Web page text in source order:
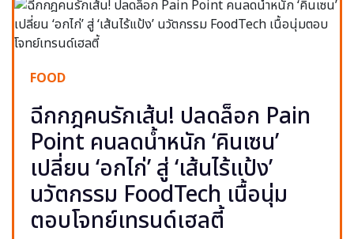
FOOD
ฉีกกฎคนรักเส้น! ปลดล็อก Pain
Point คนลดน้ำหนัก ‘คินเซน’
เปลี่ยน ‘อกไก่’ สู่ ‘เส้นไร้แป้ง’
นวัตกรรม FoodTech เนื้อนุ่ม
ตอบโจทย์เทรนด์เฮลตี้